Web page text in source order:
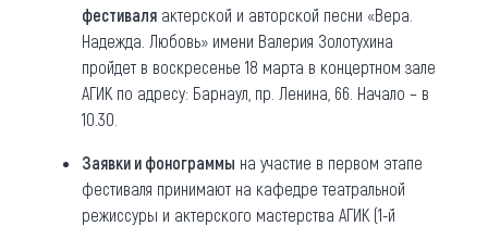
фестиваля актерской и авторской песни «Вера.
Надежда. Любовь» имени Валерия Золотухина
пройдет в воскресенье 18 марта в концертном зале
АГИК по адресу: Барнаул, пр. Ленина, 66. Начало – в
10.30.
Заявки и фонограммы на участие в первом этапе
фестиваля принимают на кафедре театральной
режиссуры и актерского мастерства АГИК (1-й